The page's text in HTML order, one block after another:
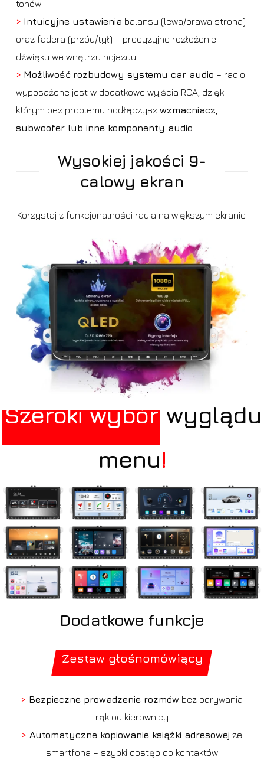
tonów
> Intuicyjne ustawienia balansu (lewa/prawa strona)
oraz fadera (przód/tył) – precyzyjne rozłożenie
dźwięku we wnętrzu pojazdu
> Możliwość rozbudowy systemu car audio – radio
wyposażone jest w dodatkowe wyjścia RCA, dzięki
którym bez problemu podłączysz wzmacniacz,
subwoofer lub inne komponenty audio
Wysokiej jakości 9-
calowy ekran
Korzystaj z funkcjonalności radia na większym ekranie.
Szeroki wybór wyglądu
menu!
Dodatkowe funkcje
Zestaw głośnomówiący
> Bezpieczne prowadzenie rozmów bez odrywania
rąk od kierownicy
>Automatyczne kopiowanie książki adresowej ze
smartfona – szybki dostęp do kontaktów